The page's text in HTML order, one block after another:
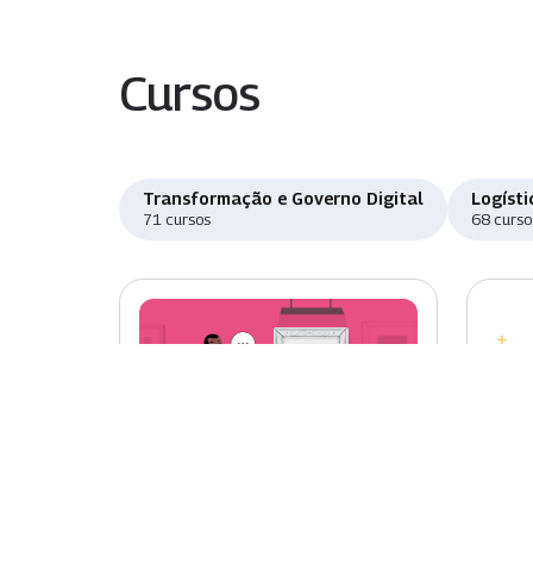
Cursos
Transformação e Governo Digital
71 cursos 68